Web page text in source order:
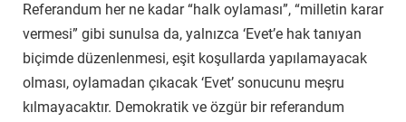
Referandum her ne kadar “halk oylaması”, “milletin karar
vermesi” gibi sunulsa da, yalnızca ‘Evet’e hak tanıyan
biçimde düzenlenmesi, eşit koşullarda yapılamayacak
olması, oylamadan çıkacak ‘Evet’ sonucunu meşru
kılmayacaktır. Demokratik ve özgür bir referandum